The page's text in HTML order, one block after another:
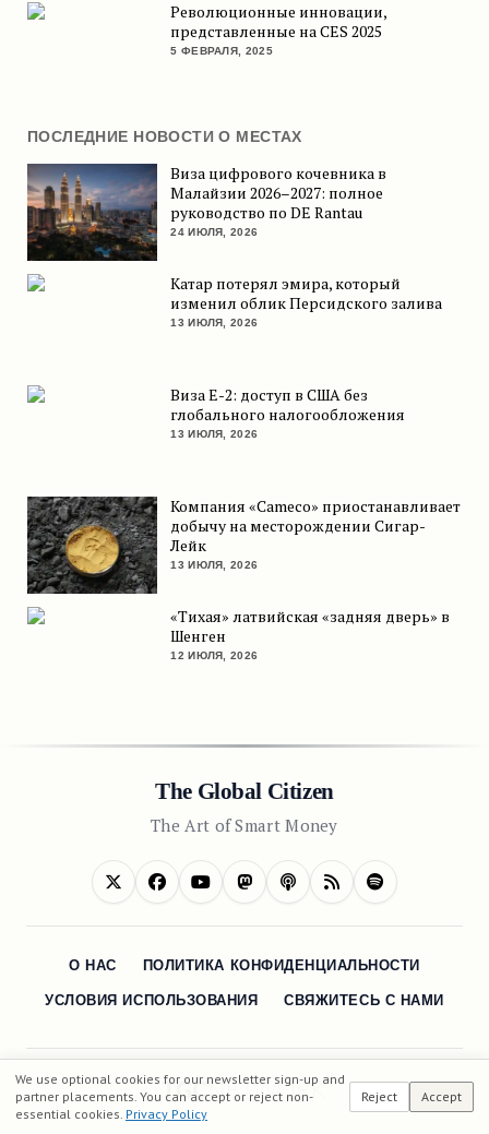
Революционные инновации,
представленные на CES 2025
5 ФЕВРАЛЯ, 2025
ПОСЛЕДНИЕ НОВОСТИ О МЕСТАХ
Виза цифрового кочевника в
Малайзии 2026–2027: полное
руководство по DE Rantau
24 ИЮЛЯ, 2026
Катар потерял эмира, который
изменил облик Персидского залива
13 ИЮЛЯ, 2026
Виза E-2: доступ в США без
глобального налогообложения
13 ИЮЛЯ, 2026
Компания «Cameco» приостанавливает
добычу на месторождении Сигар-
Лейк
13 ИЮЛЯ, 2026
«Тихая» латвийская «задняя дверь» в
Шенген
12 ИЮЛЯ, 2026
The Global Citizen
The Art of Smart Money
О НАС ПОЛИТИКА КОНФИДЕНЦИАЛЬНОСТИ
УСЛОВИЯ ИСПОЛЬЗОВАНИЯ СВЯЖИТЕСЬ С НАМИ
We use optional cookies for our newsletter sign-up and
partner placements. You can accept or reject non-
essential cookies. Privacy Policy
Reject Accept